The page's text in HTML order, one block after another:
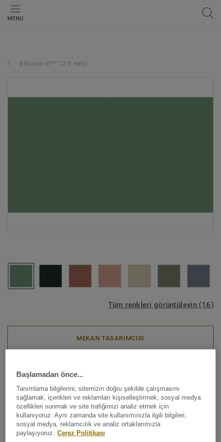
MENU
Etrusco xf²™ (2.5 mm)
Tüm renkleri görüntüleyin (16)
MEKAN TASARIMCISI
Etrusco xf²™ (2.5 mm) -
Etrusco BASIL 056
Pazardaki en doğal ve sürdürülebilir zemin çözümlerinden
biri olan Tarkett Linolyum; 150 yıldan fazla bir süredir
Başlamadan önce...
Tanımlama bilgilerini; sitemizin doğru şekilde çalışmasını
sağlamak, içerikleri ve reklamları kişiselleştirmek, sosyal medya
özellikleri sunmak ve site trafiğimizi analiz etmek için
kullanıyoruz. Aynı zamanda site kullanımınızla ilgili bilgileri;
sosyal medya, reklamcılık ve analiz ortaklarımızla
paylaşıyoruz. Çerez Politikası